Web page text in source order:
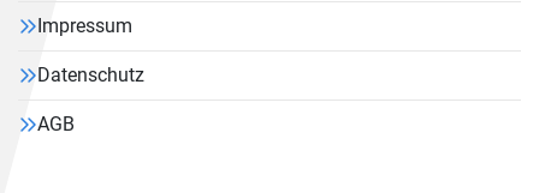
Impressum
Datenschutz
AGB